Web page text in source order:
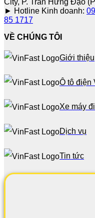
► Hotline Kinh doanh:
85 1717
VỀ CHÚNG TÔI
Giới thiệu
Ô tô điện
Xe máy
Dịch vụ
Tin tức